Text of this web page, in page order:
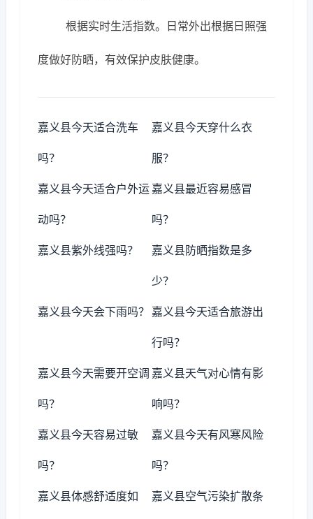
根据实时生活指数。日常外出根据日照强
度做好防晒，有效保护皮肤健康。
嘉义县今天适合洗车
吗？
嘉义县今天穿什么衣
服？
嘉义县今天适合户外运
动吗？
嘉义县最近容易感冒
吗？
嘉义县紫外线强吗？ 嘉义县防晒指数是多
少？
嘉义县今天会下雨吗？ 嘉义县今天适合旅游出
行吗？
嘉义县今天需要开空调
吗？
嘉义县天气对心情有影
响吗？
嘉义县今天容易过敏
吗？
嘉义县今天有风寒风险
吗？
嘉义县体感舒适度如 嘉义县空气污染扩散条